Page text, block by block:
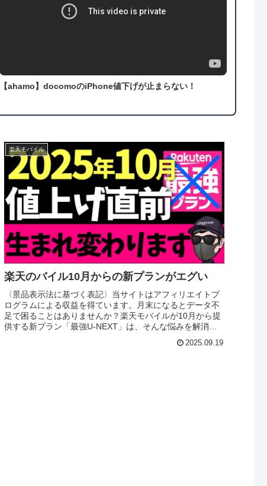
【ahamo】docomoのiPhone値下げが止まらない！
楽天モバイル
楽天のバイル10月からの新プランがエグい
〈景品表示法に基づく表記〉当サイトはアフィリエイトプ
ログラムによる収益を得ています。月末になるとデータ不
足で困ることはありませんか？楽天モバイルが10月から提
供する新プラン「最強U-NEXT」は、そんな悩みを解消す
2025.09.19